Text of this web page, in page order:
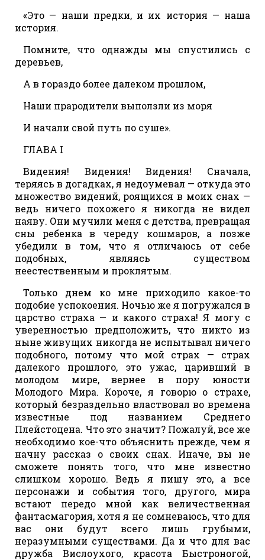
«Это — наши предки, и их история — наша
история.
Помните, что однажды мы спустились с
деревьев,
А в гораздо более далеком прошлом,
Наши прародители выползли из моря
И начали свой путь по суше».
ГЛАВА I
Видения! Видения! Видения! Сначала,
теряясь в догадках, я недоумевал — откуда это
множество видений, роящихся в моих снах —
ведь ничего похожего я никогда не видел
наяву. Они мучили меня с детства, превращая
сны ребенка в череду кошмаров, а позже
убедили в том, что я отличаюсь от себе
подобных, являясь существом
неестественным и проклятым.
Только днем ко мне приходило какое-то
подобие успокоения. Ночью же я погружался в
царство страха — и какого страха! Я могу с
уверенностью предположить, что никто из
ныне живущих никогда не испытывал ничего
подобного, потому что мой страх — страх
далекого прошлого, это ужас, царивший в
молодом мире, вернее в пору юности
Молодого Мира. Короче, я говорю о страхе,
который безраздельно властвовал во времена
известные под названием Среднего
Плейстоцена. Что это значит? Пожалуй, все же
необходимо кое-что объяснить прежде, чем я
начну рассказ о своих снах. Иначе, вы не
сможете понять того, что мне известно
слишком хорошо. Ведь я пишу это, а все
персонажи и события того, другого, мира
встают передо мной как величественная
фантасмагория, хотя я не сомневаюсь, что для
вас они будут всего лишь грубыми,
неразумными существами. Да и что для вас
дружба Вислоухого, красота Быстроногой,